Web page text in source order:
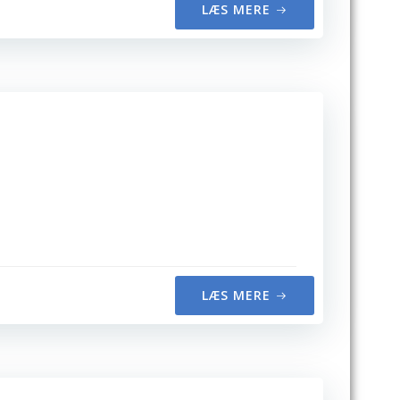
LÆS MERE
LÆS MERE